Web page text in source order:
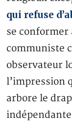
qui refuse
se conformer
communiste
observateur
l’impression
arbore le